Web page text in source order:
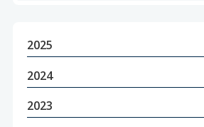
2025
2024
2023